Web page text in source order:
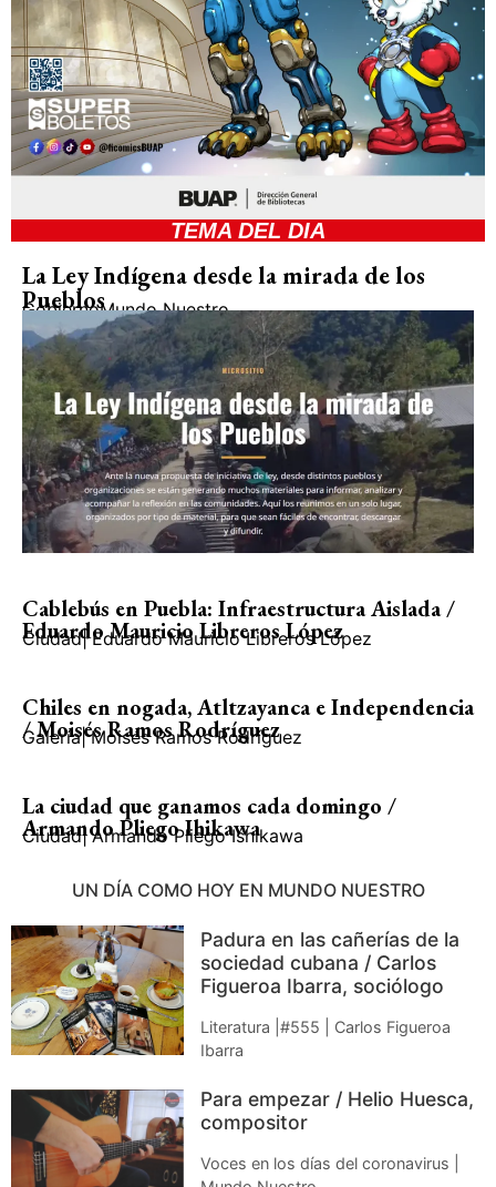
TEMA DEL DIA
La Ley Indígena desde la mirada de los
Pueblos
GobiernoMundo Nuestro
Cablebús en Puebla: Infraestructura Aislada /
Eduardo Mauricio Libreros López
Ciudad| Eduardo Mauricio Libreros López
Chiles en nogada, Atltzayanca e Independencia
/ Moisés Ramos Rodríguez
Galería| Moisés Ramos Rodríguez
La ciudad que ganamos cada domingo /
Armando Pliego Ihikawa
Ciudad| Armando Pliego Ishikawa
UN DÍA COMO HOY EN MUNDO NUESTRO
Padura en las cañerías de la
sociedad cubana / Carlos
Figueroa Ibarra, sociólogo
Literatura |#555 | Carlos Figueroa
Ibarra
Para empezar / Helio Huesca,
compositor
Voces en los días del coronavirus |